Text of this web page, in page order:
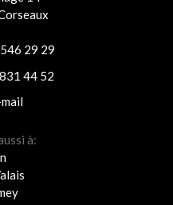
29 29
44 52
à: